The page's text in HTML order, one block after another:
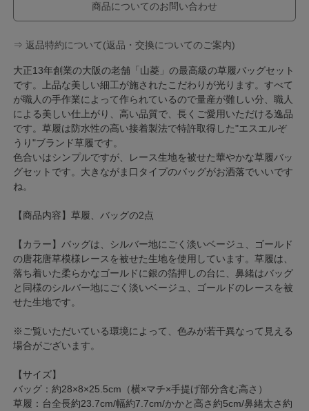
商品についてのお問い合わせ
⇒ 返品特約について(返品・交換についてのご案内)
大正13年創業の大阪の老舗「山菱」の最高級の草履バッグセット
です。上品な美しい細工が施されたこだわりが光ります。すべて
が職人の手作業によって作られているので量産が難しい分、職人
による美しい仕上がり、高い品質で、長くご愛用いただける逸品
です。草履は防水性の高い接着製法で特許取得した"エスエルぞ
うり"ブランド草履です。
色合いはシンプルですが、レース生地を被せた華やかな草履バッ
グセットです。大きながま口タイプのバッグがお洒落でいいです
ね。
【商品内容】草履、バッグの2点
【カラー】バッグは、シルバー地にごく淡いベージュ、ゴールド
の唐花唐草模様レースを被せた生地を使用しています。草履は、
落ち着いた柔らかなゴールドに銀の箔押しの台に、鼻緒はバッグ
と同様のシルバー地にごく淡いベージュ、ゴールドのレースを被
せた生地です。
※ご覧いただいている環境によって、色みが若干異なって見える
場合がございます。
【サイズ】
バッグ：約28×8×25.5cm（横×マチ×手提げ部分含む高さ）
草履：台全長約23.7cm/幅約7.7cm/かかと高さ約5cm/鼻緒太さ約